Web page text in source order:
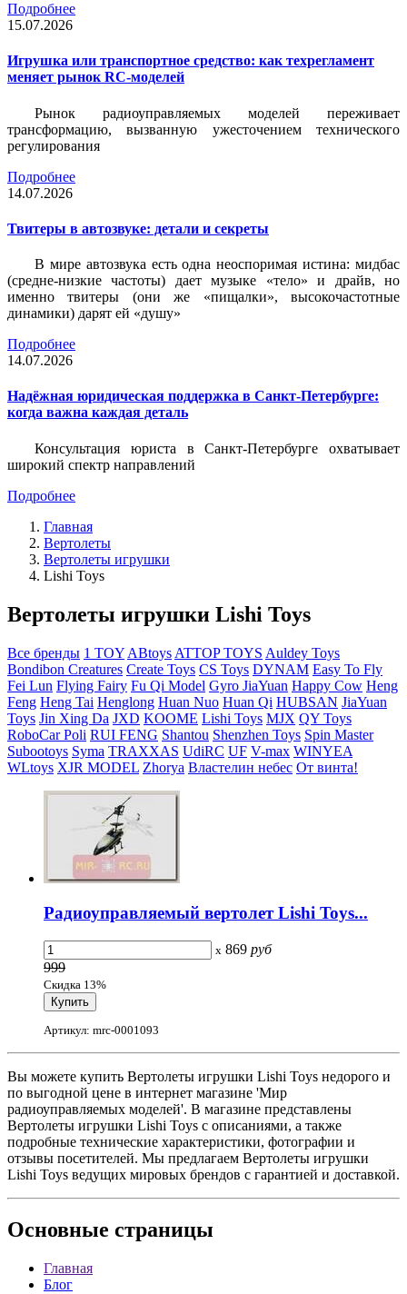
Подробнее
15.07.2026
Игрушка или транспортное средство: как техрегламент
меняет рынок RC-моделей
Рынок радиоуправляемых моделей переживает
трансформацию, вызванную ужесточением технического
регулирования
Подробнее
14.07.2026
Твитеры в автозвуке: детали и секреты
В мире автозвука есть одна неоспоримая истина: мидбас
(средне-низкие частоты) дает музыке «тело» и драйв, но
именно твитеры (они же «пищалки», высокочастотные
динамики) дарят ей «душу»
Подробнее
14.07.2026
Надёжная юридическая поддержка в Санкт-Петербурге:
когда важна каждая деталь
Консультация юриста в Санкт-Петербурге охватывает
широкий спектр направлений
Подробнее
Главная
Вертолеты
Вертолеты игрушки
Lishi Toys
Вертолеты игрушки Lishi Toys
Все бренды 1 TOY ABtoys ATTOP TOYS Auldey Toys
Bondibon Creatures Create Toys CS Toys DYNAM Easy To Fly
Fei Lun Flying Fairy Fu Qi Model Gyro JiaYuan Happy Cow Heng
Feng Heng Tai Henglong Huan Nuo Huan Qi HUBSAN JiaYuan
Toys Jin Xing Da JXD KOOME Lishi Toys MJX QY Toys
RoboCar Poli RUI FENG Shantou Shenzhen Toys Spin Master
Subootoys Syma TRAXXAS UdiRC UF V-max WINYEA
WLtoys XJR MODEL Zhorya Властелин небес От винта!
Радиоуправляемый вертолет Lishi Toys...
x 869 руб
999
Скидка 13%
Артикул: mrc-0001093
Вы можете купить Вертолеты игрушки Lishi Toys недорого и
по выгодной цене в интернет магазине 'Мир
радиоуправляемых моделей'. В магазине представлены
Вертолеты игрушки Lishi Toys с описаниями, а также
подробные технические характеристики, фотографии и
отзывы посетителей. Мы предлагаем Вертолеты игрушки
Lishi Toys ведущих мировых брендов с гарантией и доставкой.
Основные страницы
Главная
Блог